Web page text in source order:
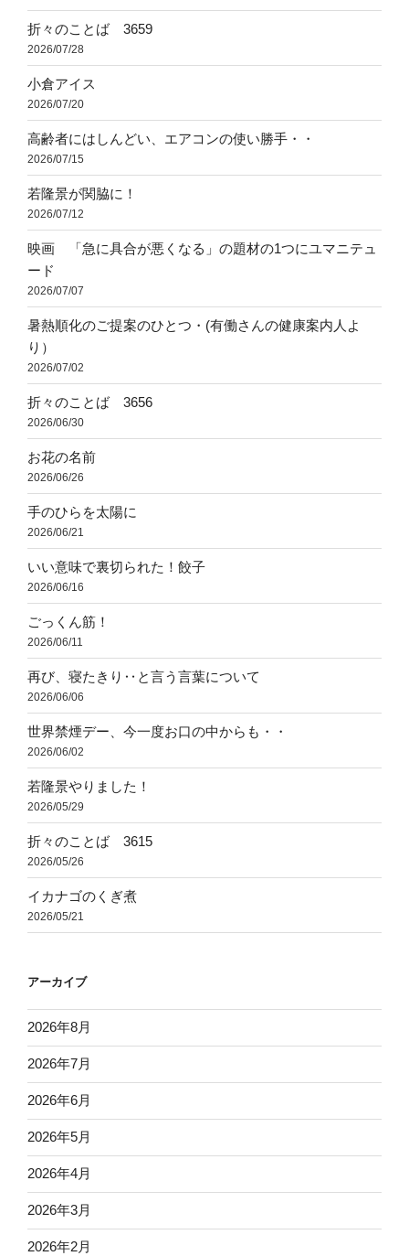
折々のことば 3659
2026/07/28
小倉アイス
2026/07/20
高齢者にはしんどい、エアコンの使い勝手・・
2026/07/15
若隆景が関脇に！
2026/07/12
映画 「急に具合が悪くなる」の題材の1つにユマニテュ
ード
2026/07/07
暑熱順化のご提案のひとつ・(有働さんの健康案内人よ
り）
2026/07/02
折々のことば 3656
2026/06/30
お花の名前
2026/06/26
手のひらを太陽に
2026/06/21
いい意味で裏切られた！餃子
2026/06/16
ごっくん筋！
2026/06/11
再び、寝たきり‥と言う言葉について
2026/06/06
世界禁煙デー、今一度お口の中からも・・
2026/06/02
若隆景やりました！
2026/05/29
折々のことば 3615
2026/05/26
イカナゴのくぎ煮
2026/05/21
アーカイブ
2026年8月
2026年7月
2026年6月
2026年5月
2026年4月
2026年3月
2026年2月